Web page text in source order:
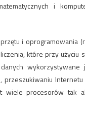
i
i oprogramowania
które przy użyciu
wiele procesorów tak